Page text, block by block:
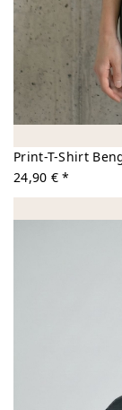
Print-T-Shirt
24,90 € *